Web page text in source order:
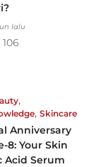
lalu
106
,
, Skincare
Anniversary
8: Your Skin
Acid Serum